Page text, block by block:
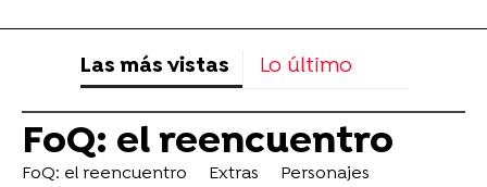
Las más vistas Lo último
FoQ: el reencuentro
FoQ: el reencuentro Extras
Personajes